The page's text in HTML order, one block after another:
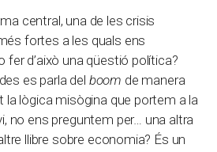
central, una de les crisis
fortes a les quals ens
fer d’això una qüestió política?
es parla del boom de manera
la lògica misògina que portem a la
no ens preguntem per… una altra
llibre sobre economia? És un